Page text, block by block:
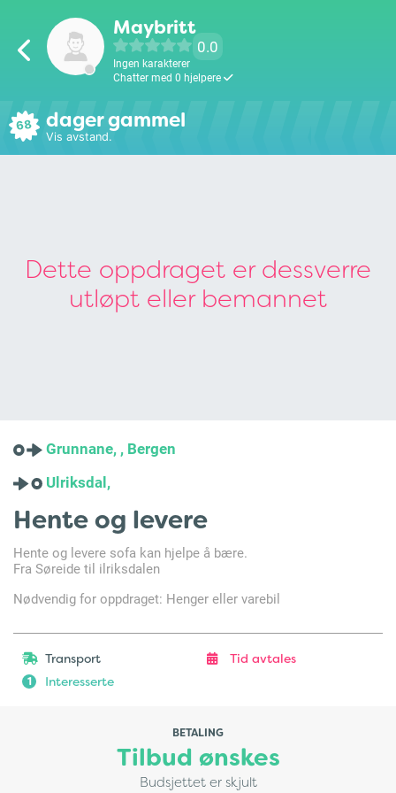
Maybritt
0.0
Ingen karakterer
Chatter med 0 hjelpere
68 dager gammel
Vis avstand.
Dette oppdraget er dessverre
utløpt eller bemannet
Grunnane, , Bergen
Ulriksdal,
Hente og levere
Hente og levere sofa kan hjelpe å bære.
Fra Søreide til ilriksdalen
Nødvendig for oppdraget: Henger eller varebil
Transport Tid avtales
1 Interesserte
BETALING
Tilbud ønskes
Budsjettet er skjult